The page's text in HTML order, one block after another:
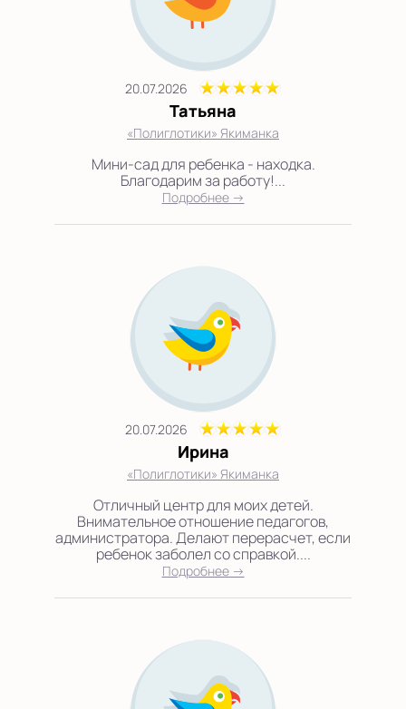
20.07.2026
Татьяна
«Полиглотики» Якиманка
Мини-сад для ребенка - находка.
Благодарим за работу!...
Подробнее →
20.07.2026
Ирина
«Полиглотики» Якиманка
Отличный центр для моих детей.
Внимательное отношение педагогов,
администратора. Делают перерасчет, если
ребенок заболел со справкой....
Подробнее →